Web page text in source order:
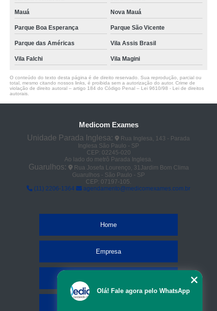
Mauá Nova Mauá
Parque Boa Esperança Parque São Vicente
Parque das Américas Vila Assis Brasil
Vila Falchi Vila Magini
O conteúdo do texto desta página é de direito reservado. Sua reprodução, parcial ou
total, mesmo citando nossos links, é proibida sem a autorização do autor. Crime de
violação de direito autoral – artigo 184 do Código Penal – Lei 9610/98 - Lei de direitos
autorais
Medicom Exames
Unidade Parada Inglesa:
Rua Inglesa, 143 - Parada
Inglesa São Paulo - SP
CEP: 02245-020
Ao lado do metrô Parada Inglesa.
Guarulhos:
Rua Josefa Lourenço, 31Jardim Bom Clima
Guarulhos - São Paulo - SP
CEP: 07197-105.
(11) 2206-1364
agendamento@medicomexames.com.br
Home
Empresa
Olá! Fale agora pelo WhatsApp